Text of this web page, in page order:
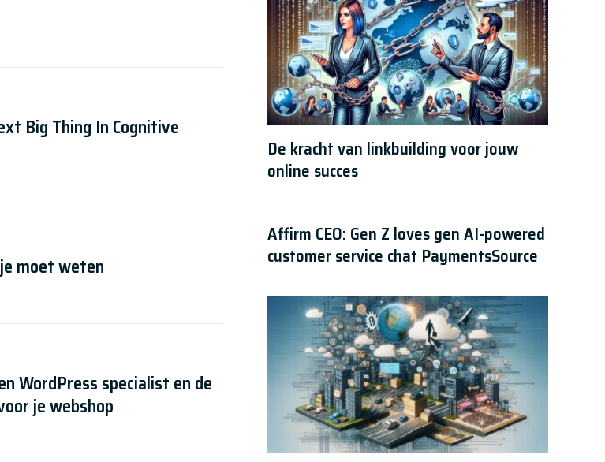
Big Thing In Cognitive
moet weten
WordPress specialist en de
je webshop
De kracht van linkbuilding voor jouw
online succes
Affirm CEO: Gen Z loves gen AI-powered
customer service chat PaymentsSource